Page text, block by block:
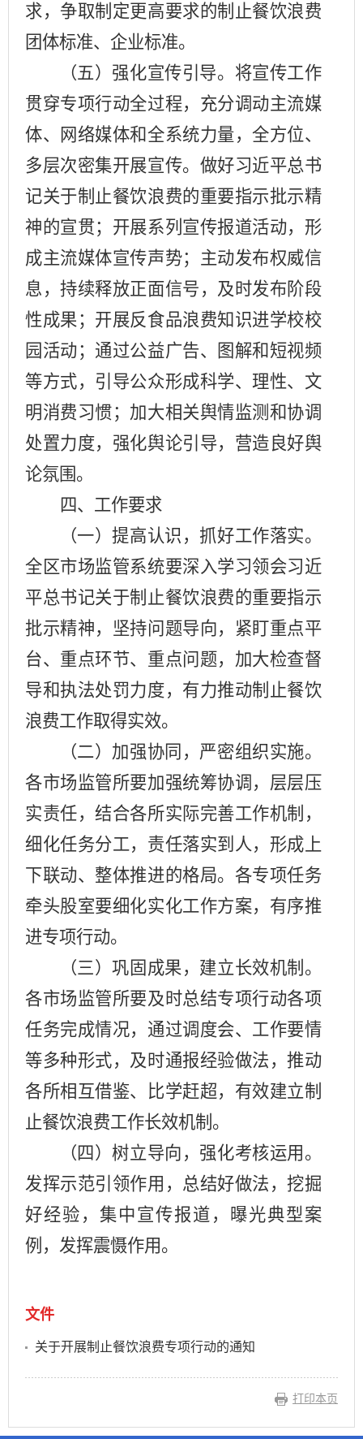
求，争取制定更高要求的制止餐饮浪费
团体标准、企业标准。
（五）强化宣传引导。 将宣传工作
贯穿专项行动全过程，充分调动主流媒
体、网络媒体和全系统力量，全方位、
多层次密集开展宣传。做好习近平总书
记关于制止餐饮浪费的重要指示批示精
神的宣贯；开展系列宣传报道活动，形
成主流媒体宣传声势；主动发布权威信
息，持续释放正面信号，及时发布阶段
性成果；开展反食品浪费知识进学校校
园活动；通过公益广告、图解和短视频
等方式，引导公众形成科学、理性、文
明消费习惯；加大相关舆情监测和协调
处置力度，强化舆论引导，营造良好舆
论氛围。
四、工作要求
（一）提高认识，抓好工作落实。
全区市场监管系统要深入学习领会习近
平总书记关于制止餐饮浪费的重要指示
批示精神，坚持问题导向，紧盯重点平
台、重点环节、重点问题，加大检查督
导和执法处罚力度，有力推动制止餐饮
浪费工作取得实效。
（二）加强协同，严密组织实施。
各市场监管所要加强统筹协调，层层压
实责任，结合各所实际完善工作机制，
细化任务分工，责任落实到人，形成上
下联动、整体推进的格局。各专项任务
牵头股室要细化实化工作方案，有序推
进专项行动。
（三）巩固成果，建立长效机制。
各市场监管所要及时总结专项行动各项
任务完成情况，通过调度会、工作要情
等多种形式，及时通报经验做法，推动
各所相互借鉴、比学赶超，有效建立制
止餐饮浪费工作长效机制。
（四）树立导向，强化考核运用。
发挥示范引领作用，总结好做法，挖掘
好经验，集中宣传报道，曝光典型案
例，发挥震慑作用。
文件
关于开展制止餐饮浪费专项行动的通知
打印本页